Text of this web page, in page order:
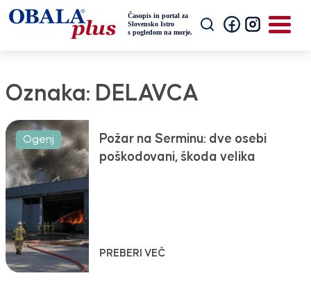
Oznaka: DELAVCA
Ogenj
Požar na Serminu: dve osebi
poškodovani, škoda velika
PREBERI VEČ